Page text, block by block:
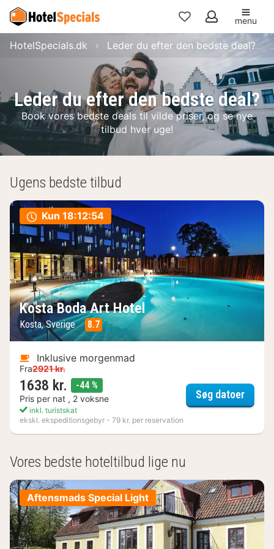
Mine
favoritter
menu
Leder du efter den bedste deal?
Book vores bedste deals til vilde priser, og se nye
tilbud hver uge!
HotelSpecials.dk Leder du efter den bedste deal?
Ugens bedste tilbud
Kun 18:12:52
Kosta Boda Art Hotel
Kosta, Sverige 8.7
Inklusive morgenmad
Fra2921 kr.
1638 kr. -44 %
Pris per nat , 2 voksne
inkl. turistskat
ekskl. ekspeditionsgebyr - 79 kr. per reservation
Søg datoerKosta
result)
Vores bedste hoteltilbud lige nu
Aftensmads Special Light